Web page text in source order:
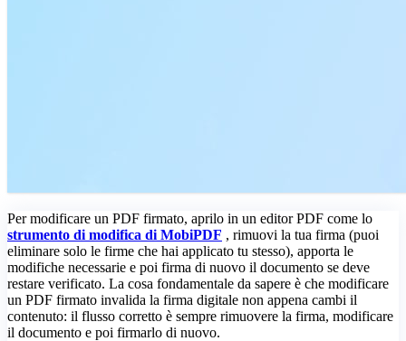
Per modificare un PDF firmato, aprilo in un editor PDF come lo
strumento di modifica di MobiPDF , rimuovi la tua firma (puoi
eliminare solo le firme che hai applicato tu stesso), apporta le
modifiche necessarie e poi firma di nuovo il documento se deve
restare verificato. La cosa fondamentale da sapere è che modificare
un PDF firmato invalida la firma digitale non appena cambi il
contenuto: il flusso corretto è sempre rimuovere la firma, modificare
il documento e poi firmarlo di nuovo.